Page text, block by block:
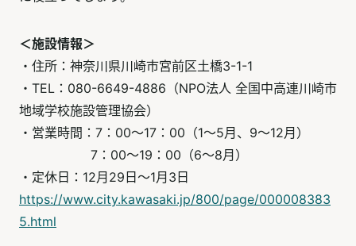
＜施設情報＞
・住所：神奈川県川崎市宮前区土橋3-1-1
・TEL：080-6649-4886（NPO法人 全国中高連川崎市
地域学校施設管理協会）
・営業時間：7：00～17：00（1～5月、9～12月）
7：00～19：00（6～8月）
・定休日：12月29日～1月3日
https://www.city.kawasaki.jp/800/page/000008383
5.html